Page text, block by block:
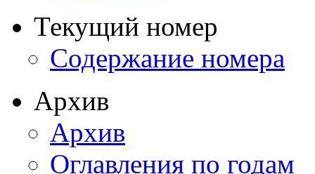
Текущий номер
Содержание номера
Архив
Архив
Оглавления по годам